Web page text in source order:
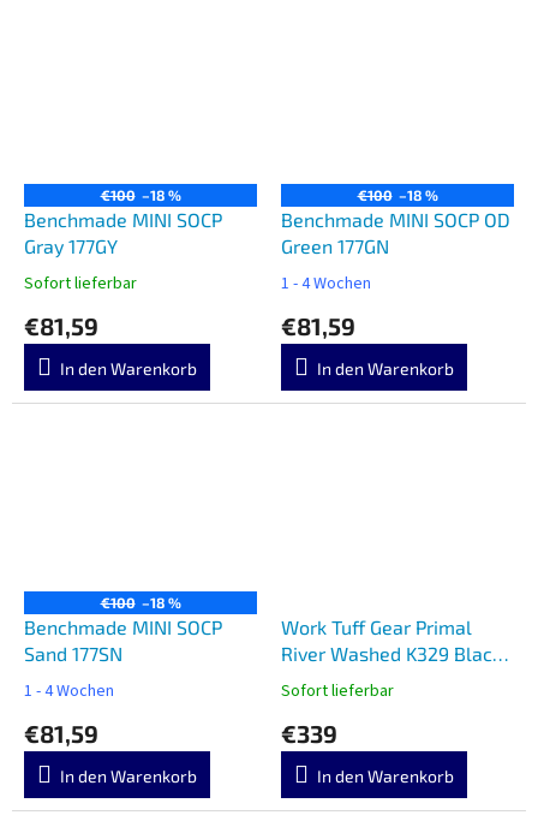
€100 –18 %
Benchmade MINI SOCP
Gray 177GY
Sofort lieferbar
€81,59
In den Warenkorb
€100 –18 %
Benchmade MINI SOCP OD
Green 177GN
1 - 4 Wochen
€81,59
In den Warenkorb
€100 –18 %
Benchmade MINI SOCP
Sand 177SN
1 - 4 Wochen
€81,59
In den Warenkorb
Work Tuff Gear Primal
River Washed K329 Black
G10
Sofort lieferbar
€339
In den Warenkorb